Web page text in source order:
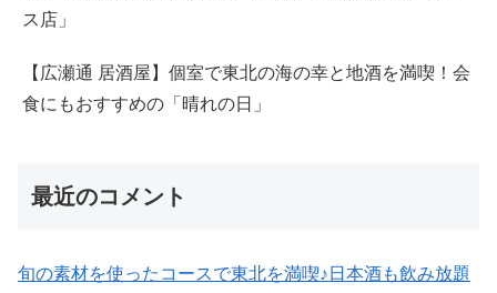
ス店」
【広瀬通 居酒屋】個室で東北の海の幸と地酒を満喫！会
食にもおすすめの「晴れの日」
最近のコメント
旬の素材を使ったコースで東北を満喫♪日本酒も飲み放題